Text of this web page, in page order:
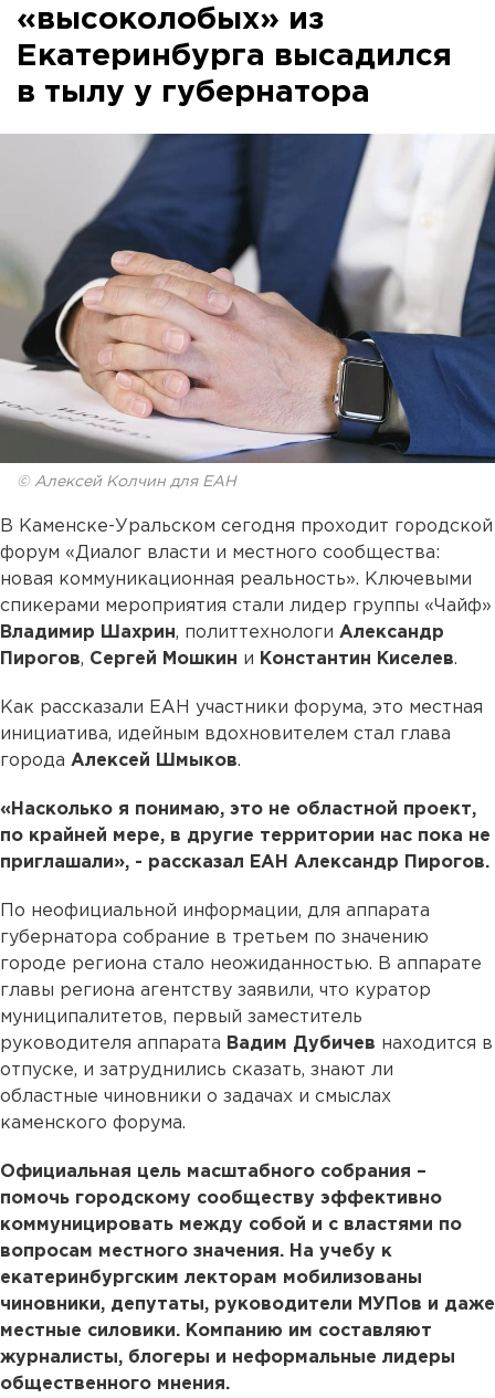
«высоколобых» из
Екатеринбурга высадился
в тылу у губернатора
© Алексей Колчин для ЕАН
В Каменске-Уральском сегодня проходит городской
форум «Диалог власти и местного сообщества:
новая коммуникационная реальность». Ключевыми
спикерами мероприятия стали лидер группы «Чайф»
Владимир Шахрин, политтехнологи Александр
Пирогов, Сергей Мошкин и Константин Киселев.
Как рассказали ЕАН участники форума, это местная
инициатива, идейным вдохновителем стал глава
города Алексей Шмыков.
«Насколько я понимаю, это не областной проект,
по крайней мере, в другие территории нас пока не
приглашали», - рассказал ЕАН Александр Пирогов.
По неофициальной информации, для аппарата
губернатора собрание в третьем по значению
городе региона стало неожиданностью. В аппарате
главы региона агентству заявили, что куратор
муниципалитетов, первый заместитель
руководителя аппарата Вадим Дубичев находится в
отпуске, и затруднились сказать, знают ли
областные чиновники о задачах и смыслах
каменского форума.
Официальная цель масштабного собрания –
помочь городскому сообществу эффективно
коммуницировать между собой и с властями по
вопросам местного значения. На учебу к
екатеринбургским лекторам мобилизованы
чиновники, депутаты, руководители МУПов и даже
местные силовики. Компанию им составляют
журналисты, блогеры и неформальные лидеры
общественного мнения.